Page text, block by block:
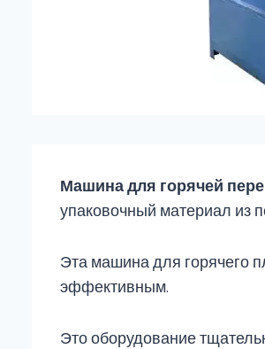
Машина для горячей
упаковочный материал из
Эта машина для горячего
эффективным.
Это оборудование